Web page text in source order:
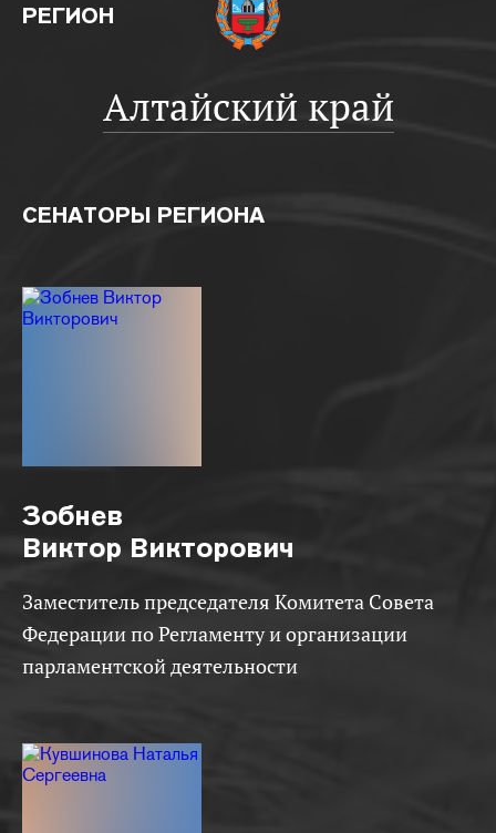
РЕГИОН
Алтайский край
СЕНАТОРЫ РЕГИОНА
Зобнев
Виктор Викторович
Заместитель председателя Комитета Совета
Федерации по Регламенту и организации
парламентской деятельности